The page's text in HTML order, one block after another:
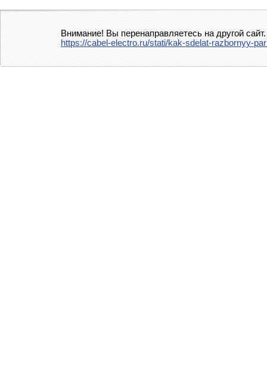
Внимание! Вы перенаправляетесь на другой
https://cabel-electro.ru/stati/kak-sdelat-razbornyy-